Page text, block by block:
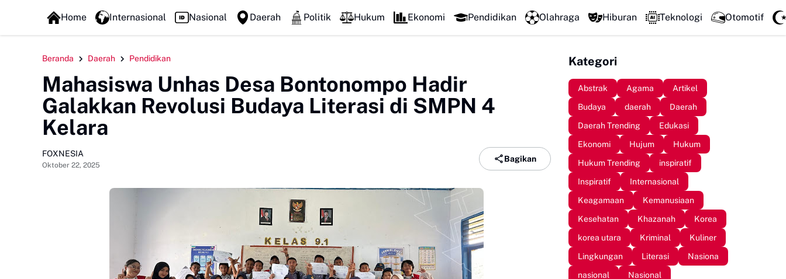
FOXLINE NEWS LPM Penalaran UNM Gelar Sidang Pleno, Evaluasi
Home Internasional Nasional Daerah Politik Hukum Ekonomi Pendidikan Olahraga Hiburan Teknologi Otomotif
Beranda Daerah Pendidikan
Mahasiswa Unhas Desa Bontonompo Hadir
Galakkan Revolusi Budaya Literasi di SMPN 4
Kelara
FOXNESIA
Oktober 22, 2025
Bagikan
Kategori
Abstrak Agama
Artikel
Budaya
daerah
Daerah
Daerah Trending
Edukasi
Ekonomi
Hujum
Hukum
Hukum Trending
inspiratif
Inspiratif
Internasional
Keagamaan
Kemanusiaan
Kesehatan
Khazanah
Korea
korea utara
Kriminal
Kuliner
Lingkungan
Literasi
Nasiona
nasional
Nasional